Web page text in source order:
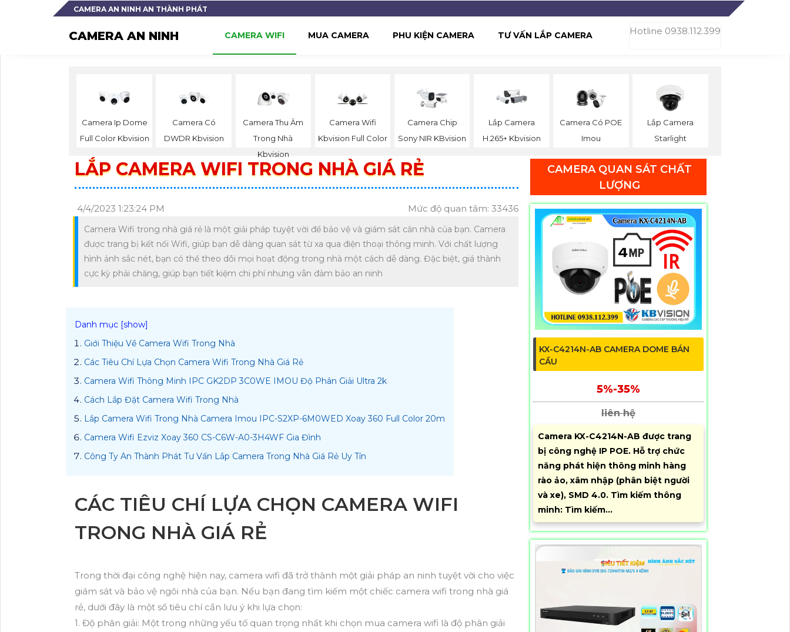
CAMERA AN NINH AN THÀNH PHÁT
CAMERA AN NINH Hotline 0938.112.399
CAMERA WIFI MUA CAMERA PHU KIỆN CAMERA TƯ VẤN LẮP CAMERA
Camera Ip Dome
Full Color Kbvision
Camera Có
DWDR Kbvision
Camera Thu Âm
Trong Nhà
Kbvision
Camera Wifi
Kbvision Full Color
Camera Chip
Sony NIR KBvision
Lắp Camera
H.265+ Kbvision
Camera Có POE
Imou
Lắp Camera
Starlight
LẮP CAMERA WIFI TRONG NHÀ GIÁ RẺ
4/4/2023 1:23:24 PM Mức độ quan tâm: 33436
Camera Wifi trong nhà giá rẻ là một giải pháp tuyệt vời để bảo vệ và giám sát căn nhà của bạn. Camera
được trang bị kết nối Wifi, giúp bạn dễ dàng quan sát từ xa qua điện thoại thông minh. Với chất lượng
hình ảnh sắc nét, bạn có thể theo dõi mọi hoạt động trong nhà một cách dễ dàng. Đặc biệt, giá thành
cực kỳ phải chăng, giúp bạn tiết kiệm chi phí nhưng vẫn đảm bảo an ninh
Giới Thiệu Về Camera Wifi Trong Nhà
Các Tiêu Chí Lựa Chọn Camera Wifi Trong Nhà Giá Rẻ
Camera Wifi Thông Minh IPC GK2DP 3C0WE IMOU Độ Phân Giải Ultra 2k
Cách Lắp Đặt Camera Wifi Trong Nhà
Lắp Camera Wifi Trong Nhà Camera Imou IPC-S2XP-6M0WED Xoay 360 Full Color 20m
Camera Wifi Ezviz Xoay 360 CS-C6W-A0-3H4WF Gia Đình
Công Ty An Thành Phát Tư Vấn Lắp Camera Trong Nhà Giá Rẻ Uy Tín
CÁC TIÊU CHÍ LỰA CHỌN CAMERA WIFI
TRONG NHÀ GIÁ RẺ
Trong thời đại công nghệ hiện nay, camera wifi đã trở thành một giải pháp an ninh tuyệt vời cho việc
giám sát và bảo vệ ngôi nhà của bạn. Nếu bạn đang tìm kiếm một chiếc camera wifi trong nhà giá
rẻ, dưới đây là một số tiêu chí cần lưu ý khi lựa chọn:
1. Độ phân giải: Một trong những yếu tố quan trọng nhất khi chọn mua camera wifi là độ phân giải
CAMERA QUAN SÁT CHẤT
LƯỢNG
KX-C4214N-AB CAMERA DOME BÁN
CẦU
5%-35%
liên hệ
Camera KX-C4214N-AB được trang
bị công nghệ IP POE. Hỗ trợ chức
năng phát hiện thông minh hàng
rào ảo, xâm nhập (phân biệt người
và xe), SMD 4.0. Tìm kiếm thông
minh: Tìm kiếm...